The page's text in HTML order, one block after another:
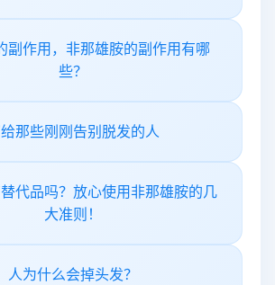
副作用，非那雄胺的副作用有哪
些？
那些刚刚告别脱发的人
代品吗？放心使用非那雄胺的几
大准则！
人为什么会掉头发？